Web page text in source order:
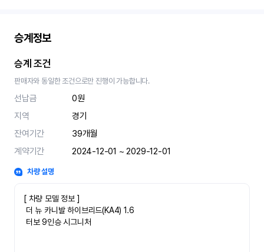
승계정보
승계 조건
판매자와 동일한 조건으로만 진행이 가능합니다.
선납금
0원
지역
경기
잔여기간
39개월
계약기간
2024-12-01 ~ 2029-12-01
차량 설명
​[ 차량 모델 정보 ]
더 뉴 카니발 하이브리드(KA4) 1.6
터보 9인승 시그니처